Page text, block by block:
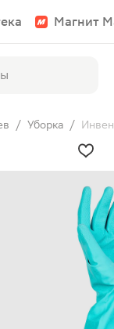
Магнит
/ Уборка /